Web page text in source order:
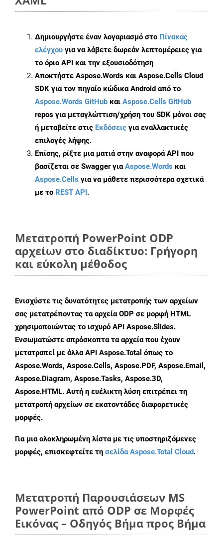
Δημιουργήστε έναν λογαριασμό στο Πίνακας
ελέγχου για να λάβετε δωρεάν λεπτομέρειες για
το όριο API και την εξουσιοδότηση
Αποκτήστε Aspose.Words και Aspose.Cells Cloud
SDK για τον πηγαίο κώδικα Android από το
Aspose.Words GitHub και Aspose.Cells GitHub
repos για μεταγλώττιση/χρήση του SDK μόνοι σας
ή μεταβείτε στις Εκδόσεις για εναλλακτικές
επιλογές λήψης.
Επίσης, ρίξτε μια ματιά στην αναφορά API που
βασίζεται σε Swagger γιαAspose.Words και
Aspose.Cells για να μάθετε περισσότερα σχετικά
με το REST API.
Μετατροπή PowerPoint ODP
αρχείων στο διαδίκτυο: Γρήγορη
και εύκολη μέθοδος
Ενισχύστε τις δυνατότητες μετατροπής των αρχείων
σας μετατρέποντας τα αρχεία ODP σε μορφή HTML
χρησιμοποιώντας το ισχυρό API Aspose.Slides.
Ενσωματώστε απρόσκοπτα τα αρχεία που έχουν
μετατραπεί με άλλα API Aspose.Total όπως το
Aspose.Words, Aspose.Cells, Aspose.PDF, Aspose.Email,
Aspose.Diagram, Aspose.Tasks, Aspose.3D,
Aspose.HTML. Αυτή η ευέλικτη λύση επιτρέπει τη
μετατροπή αρχείων σε εκατοντάδες διαφορετικές
μορφές.
Για μια ολοκληρωμένη λίστα με τις υποστηριζόμενες
μορφές, επισκεφτείτε τη σελίδα Aspose.Total Cloud.
Μετατροπή Παρουσιάσεων MS
PowerPoint από ODP σε Μορφές
Εικόνας – Οδηγός Βήμα προς Βήμα